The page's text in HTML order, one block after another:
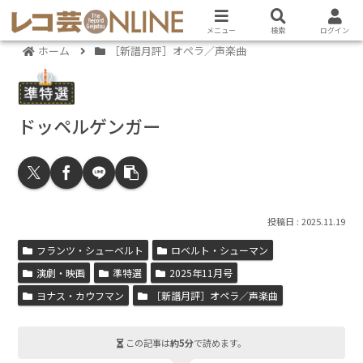
ホーム ［新譜月評］オペラ／声楽曲
ドッペルゲンガー
2025.11.19
フランツ・シューベルト
ロベルト・シューマン
演劇・映画
準特選
2025年11月号
ヨナス・カウフマン
［新譜月評］オペラ／声楽曲
この記事は約5分で読めます。
メニュー 検索 ログイン